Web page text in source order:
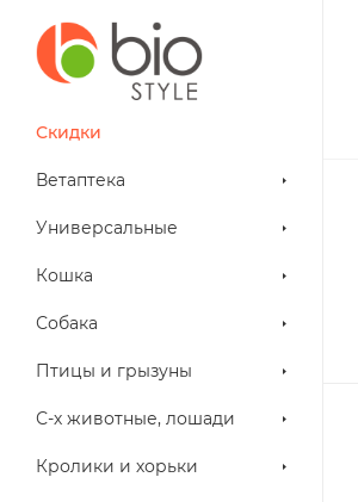
Скидки
Ветаптека
Универсальные
Кошка
Собака
Птицы и грызуны
С-х животные, лошади
Кролики и хорьки